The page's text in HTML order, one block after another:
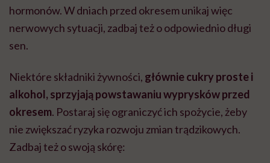
hormonów. W dniach przed okresem unikaj więc
nerwowych sytuacji, zadbaj też o odpowiednio długi
sen.
Niektóre składniki żywności, głównie cukry proste i
alkohol, sprzyjają powstawaniu wyprysków przed
okresem. Postaraj się ograniczyć ich spożycie, żeby
nie zwiększać ryzyka rozwoju zmian trądzikowych.
Zadbaj też o swoją skórę: